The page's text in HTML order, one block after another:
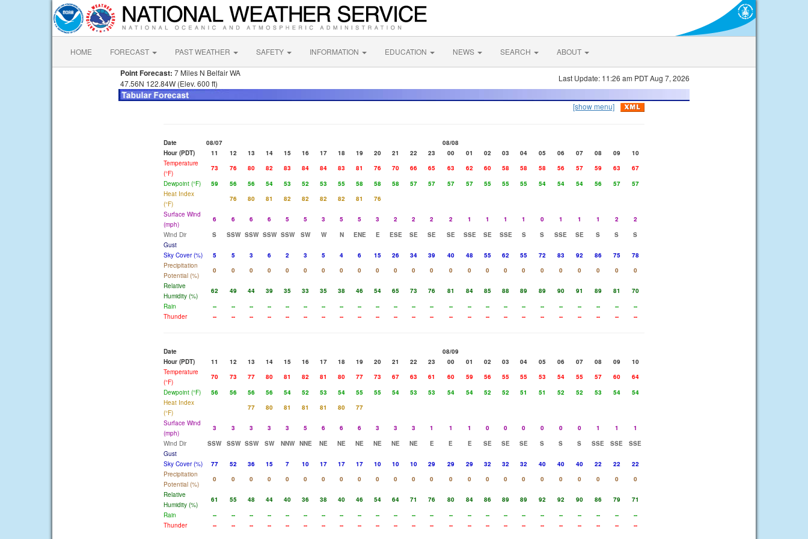
HOME FORECAST PAST WEATHER SAFETY INFORMATION EDUCATION NEWS SEARCH ABOUT
Point Forecast: 7 Miles N Belfair WA
47.56N 122.84W (Elev. 600 ft)
Last Update: 11:26 am PDT Aug 7, 2026
[show menu]
Date 08/07
08/08
Hour (PDT)
11 12 13 14 15 16 17 18 19 20 21 22 23 00 01 02 03 04 05 06 07 08 09
10
Temperature
(°F)
73 76 80 82 83 84 84 83 81 76 70 66 65 63 62 60 58 58 58 56 57 59 63
67
Dewpoint (°F)
59 56 56 54 53 52 53 55 58 58 58 57 57 57 57 55 55 55 54 54 54 56 57
57
Heat Index
(°F)
76 80 81 82 82 82 82 81
76
Surface Wind
(mph)
6 6 6 6 5 5 3 5 5 3 2 2 2 2 1 1 1 1 0 1 1 1 2
2
Wind Dir
S SSW SSW SSW SSW SW W N ENE E ESE SE SE SE SSE SE SSE S S SSE SE S S
S
Gust
Sky Cover (%)
5 5 3 6 2 3 5 4 6 15 26 34 39 40 48 55 62 55 72 83 92 86 75
78
Precipitation
Potential (%)
0 0 0 0 0 0 0 0 0 0 0 0 0 0 0 0 0 0 0 0 0 0 0
0
Relative
Humidity (%)
62 49 44 39 35 33 35 38 46 54 65 73 76 81 84 85 88 89 89 90 91 89 81
70
Rain
-- -- -- -- -- -- -- -- -- -- -- -- -- -- -- -- -- -- -- -- -- -- --
--
Thunder
-- -- -- -- -- -- -- -- -- -- -- -- -- -- -- -- -- -- -- -- -- -- -- --
Date
08/09
Hour (PDT)
11 12 13 14 15 16 17 18 19 20 21 22 23 00 01 02 03 04 05 06 07 08 09
10
Temperature
(°F)
70 73 77 80 81 82 81 80 77 73 67 63 61 60 59 56 55 55 53 54 55 57 60
64
Dewpoint (°F)
56 56 56 56 54 52 53 54 55 55 54 53 53 54 54 52 52 51 51 52 52 53 54
54
Heat Index
(°F)
77 80 81 81 81 80
77
Surface Wind
(mph)
3 3 3 3 3 5 6 6 6 3 3 3 1 1 1 0 0 0 0 0 0 1 1
1
Wind Dir
SSW SSW SSW SW NNW NNE NE NE NE NE NE NE E E E SE SE SE S S S SSE SSE
SSE
Gust
Sky Cover (%)
77 52 36 15 7 10 17 17 17 10 10 10 29 29 29 32 32 32 40 40 40 22 22
22
Precipitation
Potential (%)
0 0 0 0 0 0 0 0 0 0 0 0 0 0 0 0 0 0 0 0 0 0 0
0
Relative
Humidity (%)
61 55 48 44 40 36 38 40 46 54 64 71 76 80 84 86 89 89 92 92 90 86 79
71
Rain
-- -- -- -- -- -- -- -- -- -- -- -- -- -- -- -- -- -- -- -- -- -- --
--
Thunder
-- -- -- -- -- -- -- -- -- -- -- -- -- -- -- -- -- -- -- -- -- -- -- --